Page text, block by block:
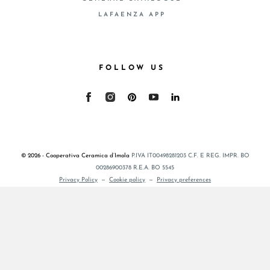
LAFAENZA APP
FOLLOW US
© 2026 - Cooperativa Ceramica d’Imola P.IVA IT00498281203 C.F. E REG. IMPR. BO
00286900378 R.E.A. BO 5545
Privacy Policy — Cookie policy — Privacy preferences